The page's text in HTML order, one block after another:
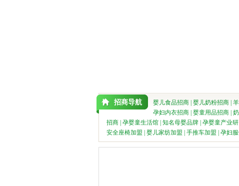
招商导航 婴儿食品招商 婴儿奶粉招商
孕妇内衣招商 婴童用品招商
招商 孕婴童生活馆 知名母婴品牌 孕婴童产业
安全座椅加盟
婴儿家纺加盟 手推车加盟 孕妇